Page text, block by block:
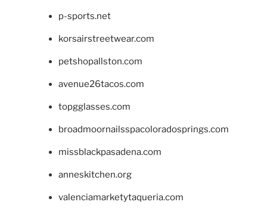
p-sports.net
korsairstreetwear.com
petshopallston.com
avenue26tacos.com
topgglasses.com
broadmoornailsspacoloradosprings.com
missblackpasadena.com
anneskitchen.org
valenciamarketytaqueria.com